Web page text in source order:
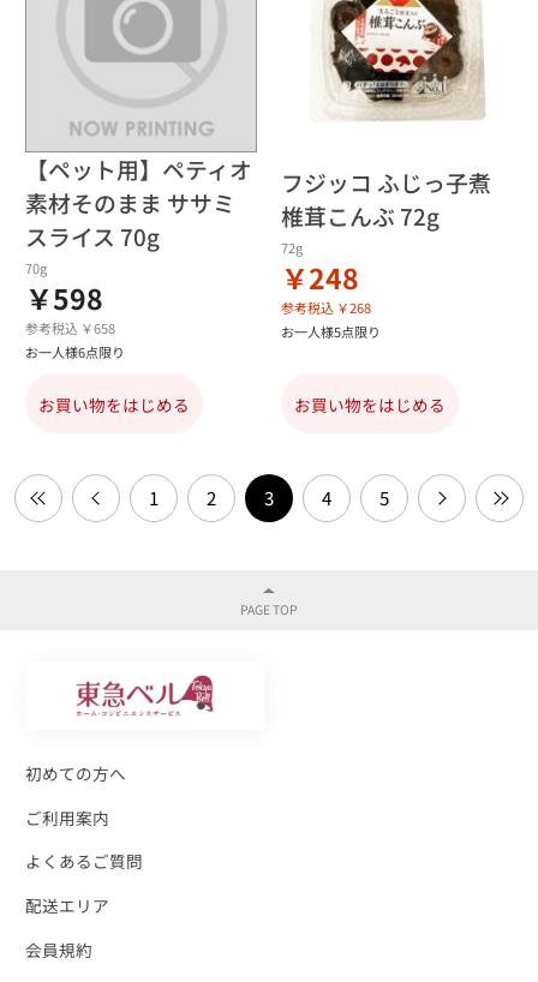
【ペット用】ペティオ
素材そのまま ササミ
スライス 70g
70g
￥598
参考税込 ￥658
お一人様6点限り
お買い物をはじめる
フジッコ ふじっ子煮
椎茸こんぶ 72g
72g
￥248
参考税込 ￥268
お一人様5点限り
お買い物をはじめる
1 2 3 4 5
初めての方へ
ご利用案内
よくあるご質問
配送エリア
会員規約